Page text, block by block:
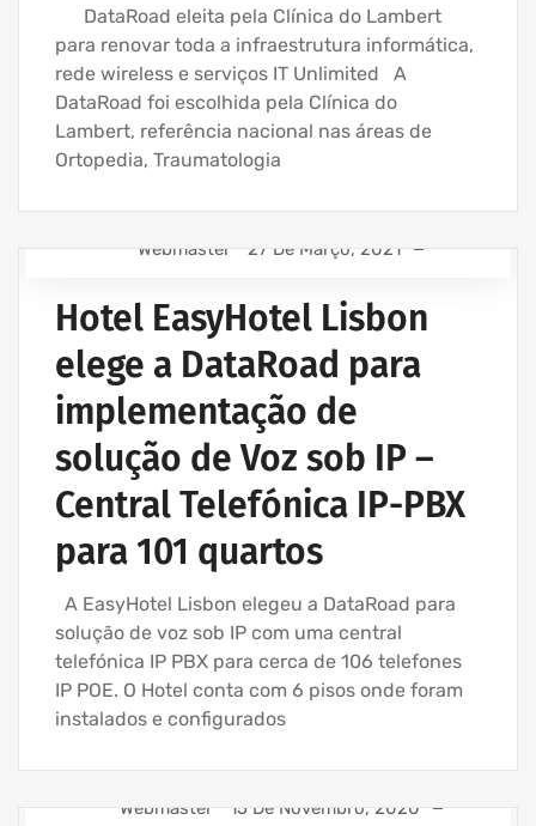
DataRoad eleita pela Clínica do Lambert
para renovar toda a infraestrutura informática,
rede wireless e serviços IT Unlimited A
DataRoad foi escolhida pela Clínica do
Lambert, referência nacional nas áreas de
Ortopedia, Traumatologia
INFORMÁTICA
IT UNLIMITED - SERVIÇOS INFORMÁTICA
REDE ESTRUTURADA INFORMÁTICA
SERVIÇOS VOZ IP CENTRAIS TELEFONICAS
Webmaster 27 De Março, 2021
Hotel EasyHotel Lisbon
elege a DataRoad para
implementação de
solução de Voz sob IP –
Central Telefónica IP-PBX
para 101 quartos
A EasyHotel Lisbon elegeu a DataRoad para
solução de voz sob IP com uma central
telefónica IP PBX para cerca de 106 telefones
IP POE. O Hotel conta com 6 pisos onde foram
instalados e configurados
Webmaster 15 De Novembro, 2020